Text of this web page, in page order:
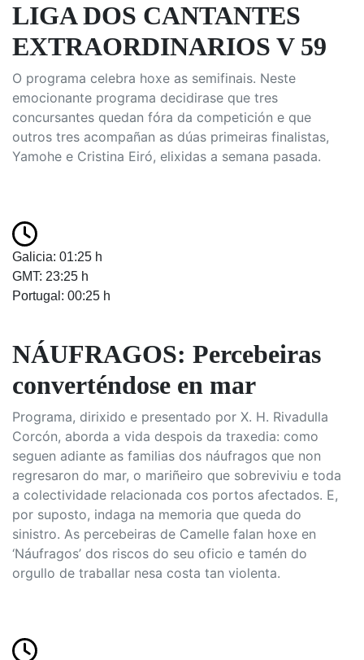
LIGA DOS CANTANTES
EXTRAORDINARIOS V 59
O programa celebra hoxe as semifinais. Neste
emocionante programa decidirase que tres
concursantes quedan fóra da competición e que
outros tres acompañan as dúas primeiras finalistas,
Yamohe e Cristina Eiró, elixidas a semana pasada.
Galicia: 01:25 h
GMT: 23:25 h
Portugal: 00:25 h
NÁUFRAGOS: Percebeiras
converténdose en mar
Programa, dirixido e presentado por X. H. Rivadulla
Corcón, aborda a vida despois da traxedia: como
seguen adiante as familias dos náufragos que non
regresaron do mar, o mariñeiro que sobreviviu e toda
a colectividade relacionada cos portos afectados. E,
por suposto, indaga na memoria que queda do
sinistro. As percebeiras de Camelle falan hoxe en
‘Náufragos’ dos riscos do seu oficio e tamén do
orgullo de traballar nesa costa tan violenta.